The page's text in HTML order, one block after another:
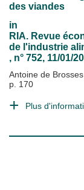
des viandes
in
RIA. Revue
de l'industrie
, n° 752, 11/01/
Antoine de Brosses
p. 170
Plus